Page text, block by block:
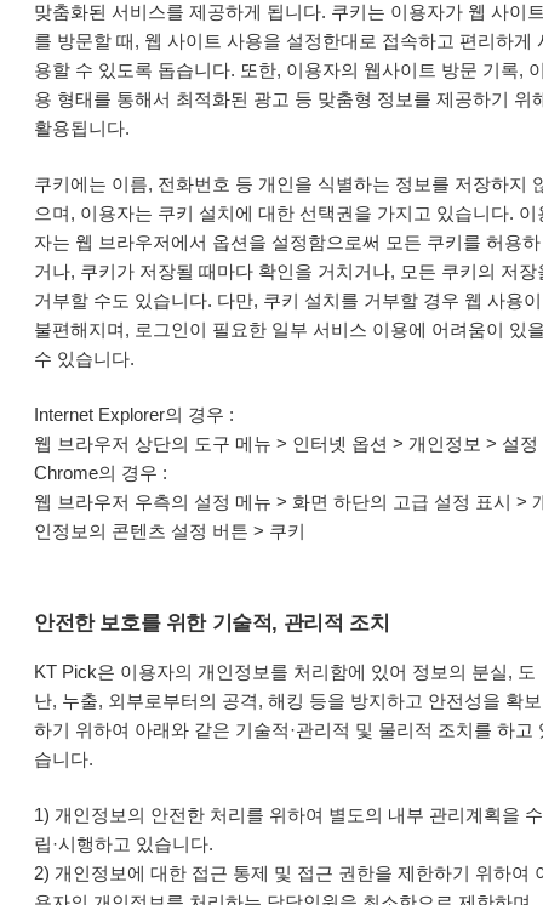
맞춤화된 서비스를 제공하게 됩니다. 쿠키는 이용자가 웹 사이
를 방문할 때, 웹 사이트 사용을 설정한대로 접속하고 편리하게
용할 수 있도록 돕습니다. 또한, 이용자의 웹사이트 방문 기록,
용 형태를 통해서 최적화된 광고 등 맞춤형 정보를 제공하기 위
활용됩니다.
쿠키에는 이름, 전화번호 등 개인을 식별하는 정보를 저장하지
으며, 이용자는 쿠키 설치에 대한 선택권을 가지고 있습니다. 이
자는 웹 브라우저에서 옵션을 설정함으로써 모든 쿠키를 허용하
거나, 쿠키가 저장될 때마다 확인을 거치거나, 모든 쿠키의 저장
거부할 수도 있습니다. 다만, 쿠키 설치를 거부할 경우 웹 사용이
불편해지며, 로그인이 필요한 일부 서비스 이용에 어려움이 있
수 있습니다.
Internet Explorer의 경우 :
웹 브라우저 상단의 도구 메뉴 > 인터넷 옵션 > 개인정보 > 설정
Chrome의 경우 :
웹 브라우저 우측의 설정 메뉴 > 화면 하단의 고급 설정 표시 >
인정보의 콘텐츠 설정 버튼 > 쿠키
안전한 보호를 위한 기술적, 관리적 조치
KT Pick은 이용자의 개인정보를 처리함에 있어 정보의 분실, 도
난, 누출, 외부로부터의 공격, 해킹 등을 방지하고 안전성을 확보
하기 위하여 아래와 같은 기술적·관리적 및 물리적 조치를 하고
습니다.
1) 개인정보의 안전한 처리를 위하여 별도의 내부 관리계획을 수
립·시행하고 있습니다.
2) 개인정보에 대한 접근 통제 및 접근 권한을 제한하기 위하여